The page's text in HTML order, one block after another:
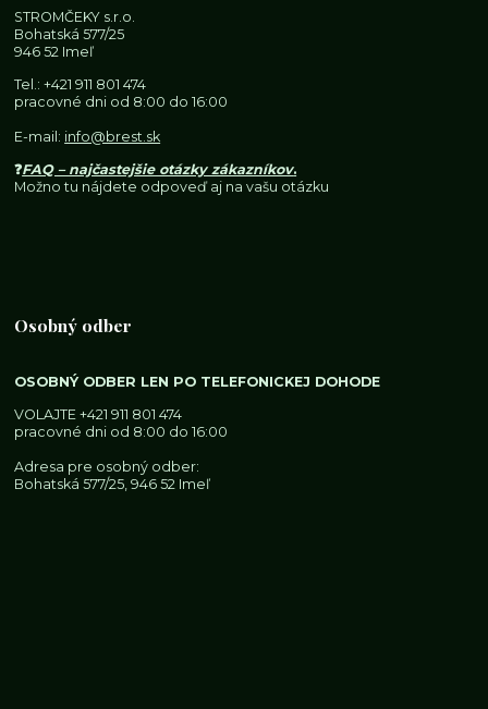
STROMČEKY s.r.o.
Bohatská 577/25
946 52 Imeľ
Tel.:+421 911 801 474
pracovné dni od 8:00 do 16:00
E-mail: info@brest.sk
❓FAQ – najčastejšie otázky zákazníkov.
Možno tu nájdete odpoveď aj na vašu otázku
Osobný odber
OSOBNÝ ODBER LEN PO TELEFONICKEJ DOHODE
VOLAJTE+421 911 801 474
pracovné dni od 8:00 do 16:00
Adresa pre osobný odber:
Bohatská 577/25, 946 52 Imeľ